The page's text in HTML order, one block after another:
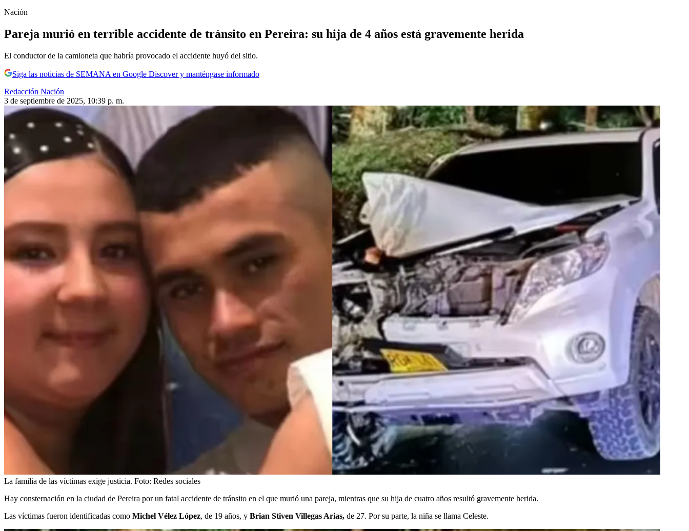
Nación
Pareja murió en terrible accidente de tránsito en Pereira: su hija de 4 años está gravemente herida
El conductor de la camioneta que habría provocado el accidente huyó del sitio.
Siga las noticias de SEMANA en Google Discover y manténgase informado
Redacción Nación
3 de septiembre de 2025, 10:39 p. m.
La familia de las víctimas exige justicia. Foto: Redes sociales
Hay consternación en la ciudad de Pereira por un fatal accidente de tránsito en el que murió una pareja, mientras que su hija de cuatro años resultó gravemente herida.
Las víctimas fueron identificadas como Michel Vélez López, de 19 años, y Brian Stiven Villegas Arias, de 27. Por su parte, la niña se llama Celeste.